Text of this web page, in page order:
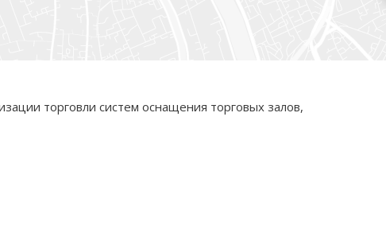
торговли систем оснащения торговых залов,